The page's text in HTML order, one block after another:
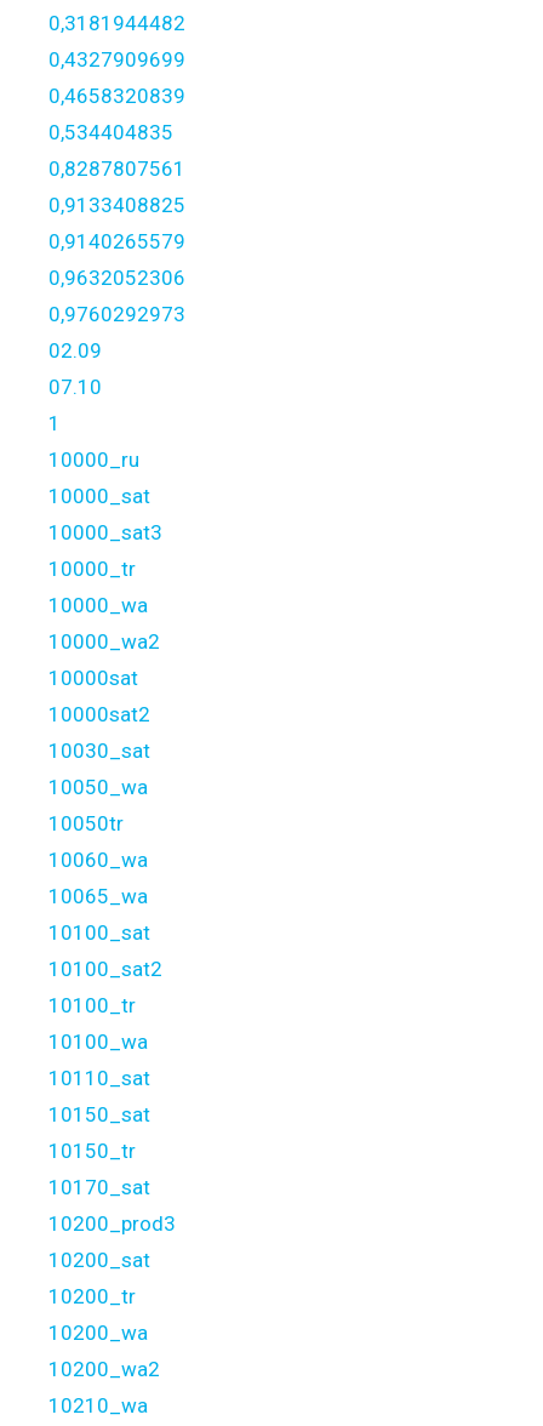
0,3181944482
0,4327909699
0,4658320839
0,534404835
0,8287807561
0,9133408825
0,9140265579
0,9632052306
0,9760292973
02.09
07.10
1
10000_ru
10000_sat
10000_sat3
10000_tr
10000_wa
10000_wa2
10000sat
10000sat2
10030_sat
10050_wa
10050tr
10060_wa
10065_wa
10100_sat
10100_sat2
10100_tr
10100_wa
10110_sat
10150_sat
10150_tr
10170_sat
10200_prod3
10200_sat
10200_tr
10200_wa
10200_wa2
10210_wa